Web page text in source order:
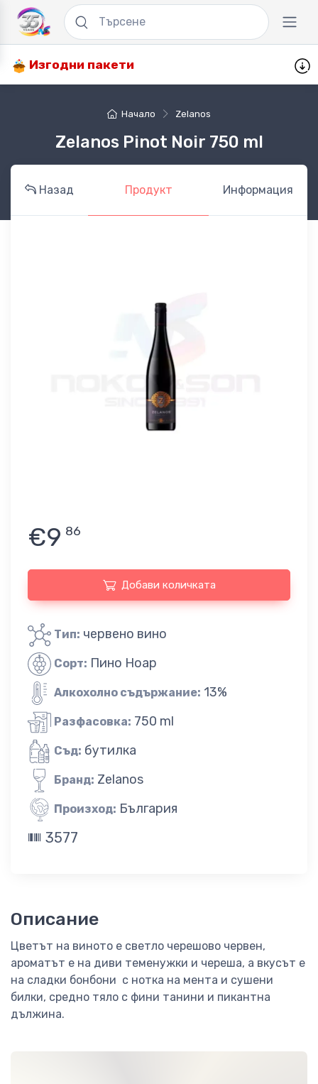
Изгодни пакети
Начало Zelanos
Zelanos Pinot Noir 750 ml
Назад Продукт Информация
€9 86
Добави количката
Тип: червено вино
Сорт: Пино Ноар
Алкохолно съдържание: 13%
Разфасовка: 750 ml
Съд: бутилка
Бранд: Zelanos
Произход: България
3577
Описание
Цветът на виното е светло черешово червен,
ароматът е на диви теменужки и череша, а вкусът е
на сладки бонбони с нотка на мента и сушени
билки, средно тяло с фини танини и пикантна
дължина.